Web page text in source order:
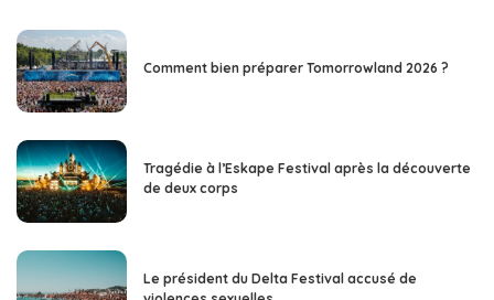
Comment bien préparer Tomorrowland 2026 ?
Tragédie à l’Eskape Festival après la découverte
de deux corps
Le président du Delta Festival accusé de